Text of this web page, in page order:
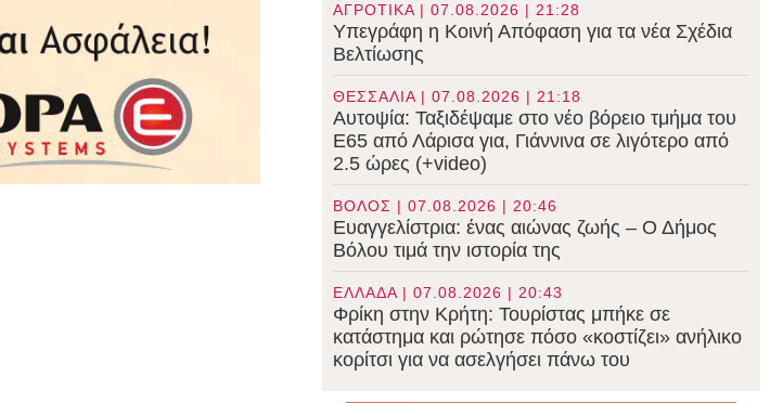
ΑΓΡΟΤΙΚΑ | 07.08.2026 | 21:28
Υπεγράφη η Κοινή Απόφαση για τα νέα Σχέδια
Βελτίωσης
ΘΕΣΣΑΛΙΑ | 07.08.2026 | 21:18
Αυτοψία: Ταξιδέψαμε στο νέο βόρειο τμήμα του
Ε65 από Λάρισα για, Γιάννινα σε λιγότερο από
2.5 ώρες (+video)
ΒΟΛΟΣ | 07.08.2026 | 20:46
Ευαγγελίστρια: ένας αιώνας ζωής – Ο Δήμος
Βόλου τιμά την ιστορία της
ΕΛΛΑΔΑ | 07.08.2026 | 20:43
Φρίκη στην Κρήτη: Τουρίστας μπήκε σε
κατάστημα και ρώτησε πόσο «κοστίζει» ανήλικο
κορίτσι για να ασελγήσει πάνω του